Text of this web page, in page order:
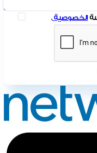
الخصوصية.